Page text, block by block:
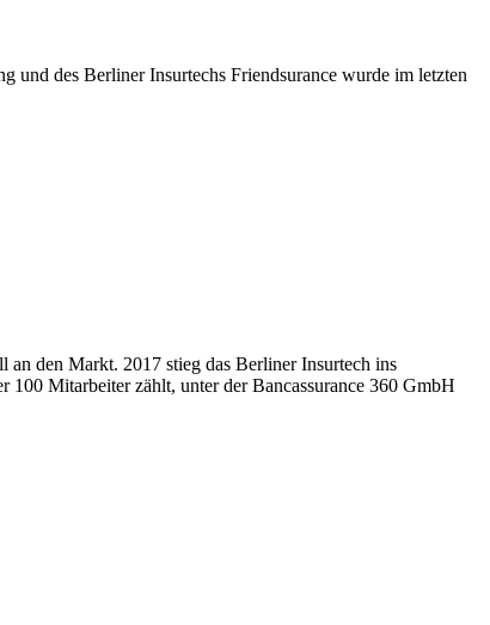
und des Berliner Insurtechs Friendsurance wurde im letzten
an den Markt. 2017 stieg das Berliner Insurtech ins
100 Mitarbeiter zählt, unter der Bancassurance 360 GmbH